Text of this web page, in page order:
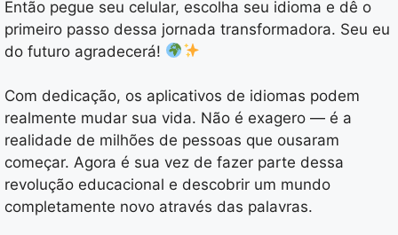
Então pegue seu celular, escolha seu idioma e dê o
primeiro passo dessa jornada transformadora. Seu eu
do futuro agradecerá!
Com dedicação, os aplicativos de idiomas podem
realmente mudar sua vida. Não é exagero — é a
realidade de milhões de pessoas que ousaram
começar. Agora é sua vez de fazer parte dessa
revolução educacional e descobrir um mundo
completamente novo através das palavras.